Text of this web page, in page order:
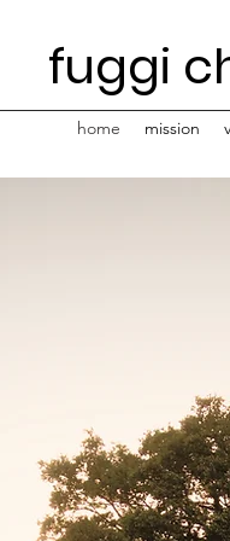
fuggi
home mission